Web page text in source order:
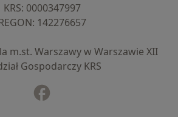
KRS: ⁠0000347997
⁠142276657
m.st. Warszawy w Warszawie XII
Gospodarczy KRS